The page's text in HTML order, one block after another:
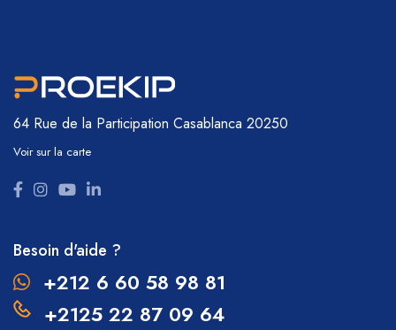
64 Rue de la Participation Casablanca 20250
Voir sur la carte
Besoin d'aide ?
+212 6 60 58 98 81
+2125 22 87 09 64